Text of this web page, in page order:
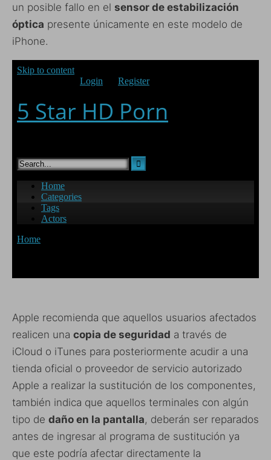
un posible fallo en el sensor de estabilización
óptica presente únicamente en este modelo de
iPhone.
Apple recomienda que aquellos usuarios afectados
realicen una copia de seguridad a través de
iCloud o iTunes para posteriormente acudir a una
tienda oficial o proveedor de servicio autorizado
Apple a realizar la sustitución de los componentes,
también indica que aquellos terminales con algún
tipo de daño en la pantalla, deberán ser reparados
antes de ingresar al programa de sustitución ya
que este podría afectar directamente la